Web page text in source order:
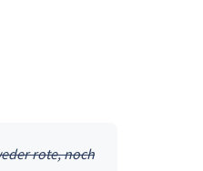
rote, noch